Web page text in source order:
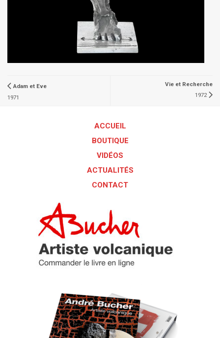
Adam et Eve
1971
Vie et Recherche
1972
ACCUEIL
BOUTIQUE
VIDÉOS
ACTUALITÉS
CONTACT